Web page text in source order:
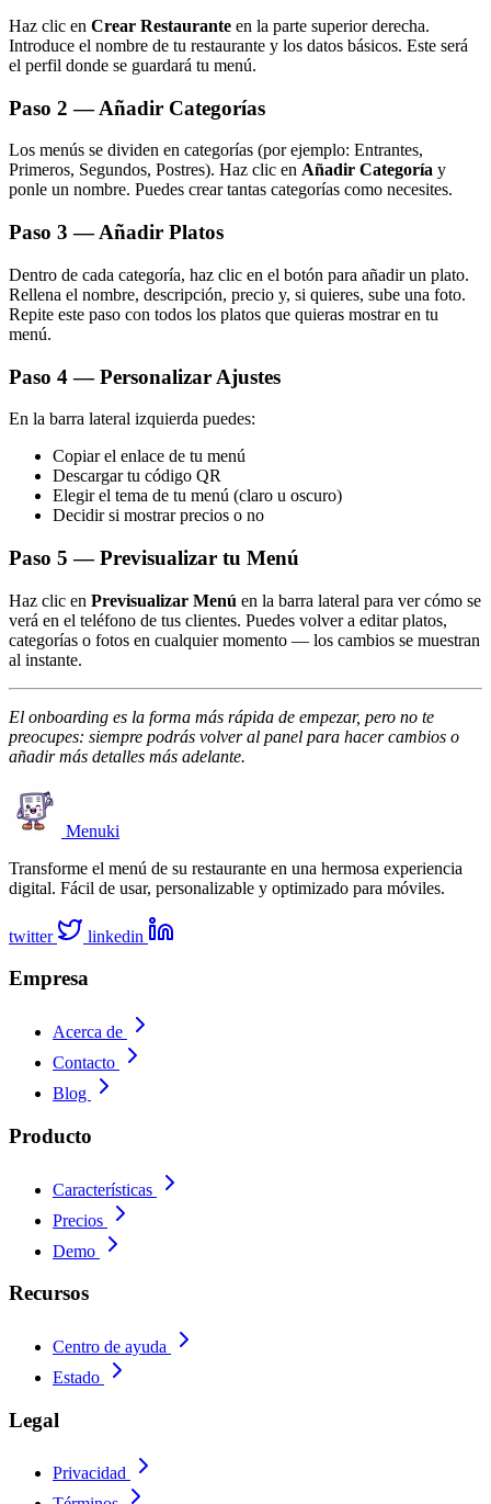
Haz clic en Crear Restaurante en la parte superior derecha.
Introduce el nombre de tu restaurante y los datos básicos. Este será
el perfil donde se guardará tu menú.
Paso 2 — Añadir Categorías
Los menús se dividen en categorías (por ejemplo: Entrantes,
Primeros, Segundos, Postres). Haz clic en Añadir Categoría y
ponle un nombre. Puedes crear tantas categorías como necesites.
Paso 3 — Añadir Platos
Dentro de cada categoría, haz clic en el botón para añadir un plato.
Rellena el nombre, descripción, precio y, si quieres, sube una foto.
Repite este paso con todos los platos que quieras mostrar en tu
menú.
Paso 4 — Personalizar Ajustes
En la barra lateral izquierda puedes:
Copiar el enlace de tu menú
Descargar tu código QR
Elegir el tema de tu menú (claro u oscuro)
Decidir si mostrar precios o no
Paso 5 — Previsualizar tu Menú
Haz clic en Previsualizar Menú en la barra lateral para ver cómo se
verá en el teléfono de tus clientes. Puedes volver a editar platos,
categorías o fotos en cualquier momento — los cambios se muestran
al instante.
El onboarding es la forma más rápida de empezar, pero no te
preocupes: siempre podrás volver al panel para hacer cambios o
añadir más detalles más adelante.
Menuki
Transforme el menú de su restaurante en una hermosa experiencia
digital. Fácil de usar, personalizable y optimizado para móviles.
twitter linkedin
Empresa
Acerca de
Contacto
Blog
Producto
Características
Precios
Demo
Recursos
Centro de ayuda
Estado
Legal
Privacidad